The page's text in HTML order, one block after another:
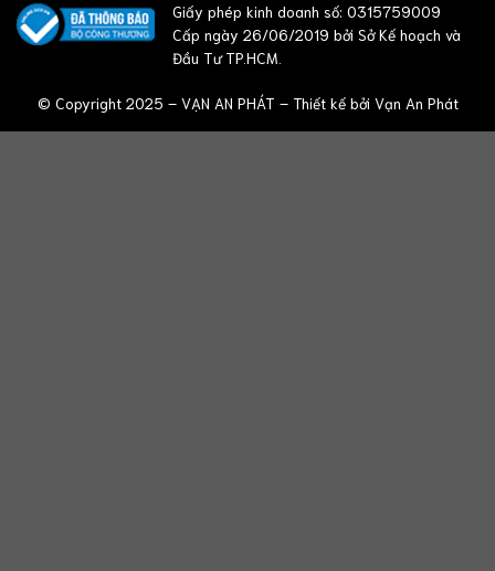
Giấy phép kinh doanh số: 0315759009
Cấp ngày 26/06/2019 bởi Sở Kế hoạch và
Đầu Tư TP.HCM.
© Copyright 2025 – VẠN AN PHÁT – Thiết kế bởi Vạn An Phát